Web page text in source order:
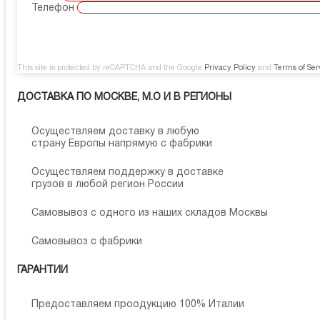
Телефон
This site is protected by reCAPTCHA and the Google Privacy Policy and Terms of
ДОСТАВКА ПО МОСКВЕ, М.О И В РЕГИОНЫ
Осуществляем доставку в любую
страну Европы напрямую с фабрики
Осуществляем поддержку в доставке
грузов в любой регион России
Самовывоз с одного из наших складов Москвы
Самовывоз с фабрики
ГАРАНТИИ
Предоставляем проодукцию 100% Италии